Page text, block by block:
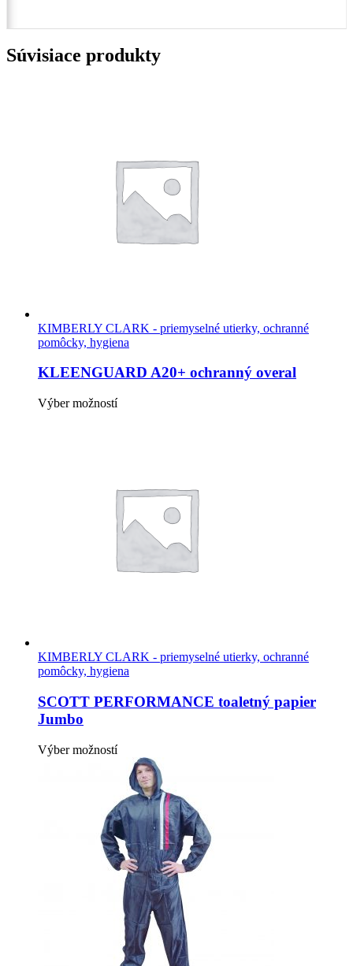
Súvisiace produkty
KIMBERLY CLARK - priemyselné utierky, ochranné
pomôcky, hygiena
KLEENGUARD A20+ ochranný overal
Výber možnostíTento
si
môžete
vybrať
na
KIMBERLY CLARK - priemyselné utierky, ochranné
pomôcky, hygiena
SCOTT PERFORMANCE toaletný papier
Jumbo
Výber možnostíTento
produkt
má
viacero
variantov.
Možnosti
si
môžete
vybrať
na
stránke
produktu.